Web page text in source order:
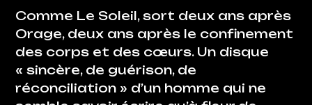
Comme Le Soleil, sort deux ans après
Orage, deux ans après le confinement
des corps et des cœurs. Un disque
« sincère, de guérison, de
réconciliation» d’un homme qui ne